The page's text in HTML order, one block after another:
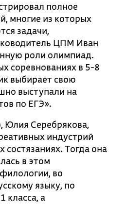
полное
многие из которых
задачи,
ЦПМ Иван
роли олимпиад.
соревнованиях в 5-8
выбирает свою
выступали на
по ЕГЭ».
Юлия Серебрякова,
индустрий
Тогда она
в этом
во
языку, по
класса, а